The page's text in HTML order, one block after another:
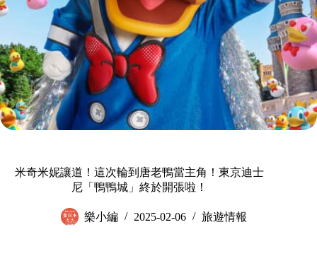
米奇米妮讓道！這次輪到唐老鴨當主角！東京迪士
尼「鴨鴨城」終於開張啦！
樂小編 2025-02-06 旅遊情報